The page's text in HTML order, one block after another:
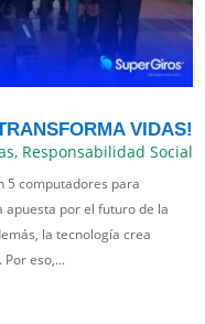
VIDAS!
, Responsabilidad Social
5 computadores para
por el futuro de la
la tecnología crea
eso,...